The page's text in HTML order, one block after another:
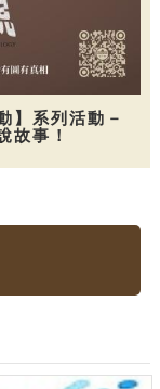
】系列活動－
故事！